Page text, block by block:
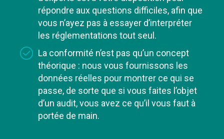
répondre aux questions difficiles, afin que
vous n’ayez pas à essayer d’interpréter
les réglementations tout seul.
La conformité n’est pas qu’un concept
théorique : nous vous fournissons les
données réelles pour montrer ce qui se
passe, de sorte que si vous faites l’objet
d’un audit, vous avez ce qu’il vous faut à
portée de main.